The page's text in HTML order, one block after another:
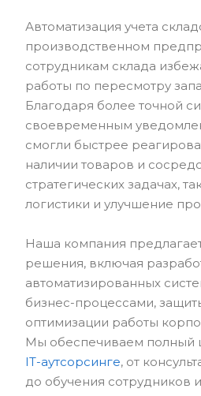
Автоматизация учета
производственном
сотрудникам склада
работы по пересмотру
Благодаря более точной
своевременным
смогли быстрее
наличии товаров и
стратегических задачах,
логистики и улучшение
Наша компания
решения, включая
автоматизированных
бизнес-процессами,
оптимизации работы
Мы обеспечиваем полный
IT-аутсорсинге, от
до обучения сотрудников